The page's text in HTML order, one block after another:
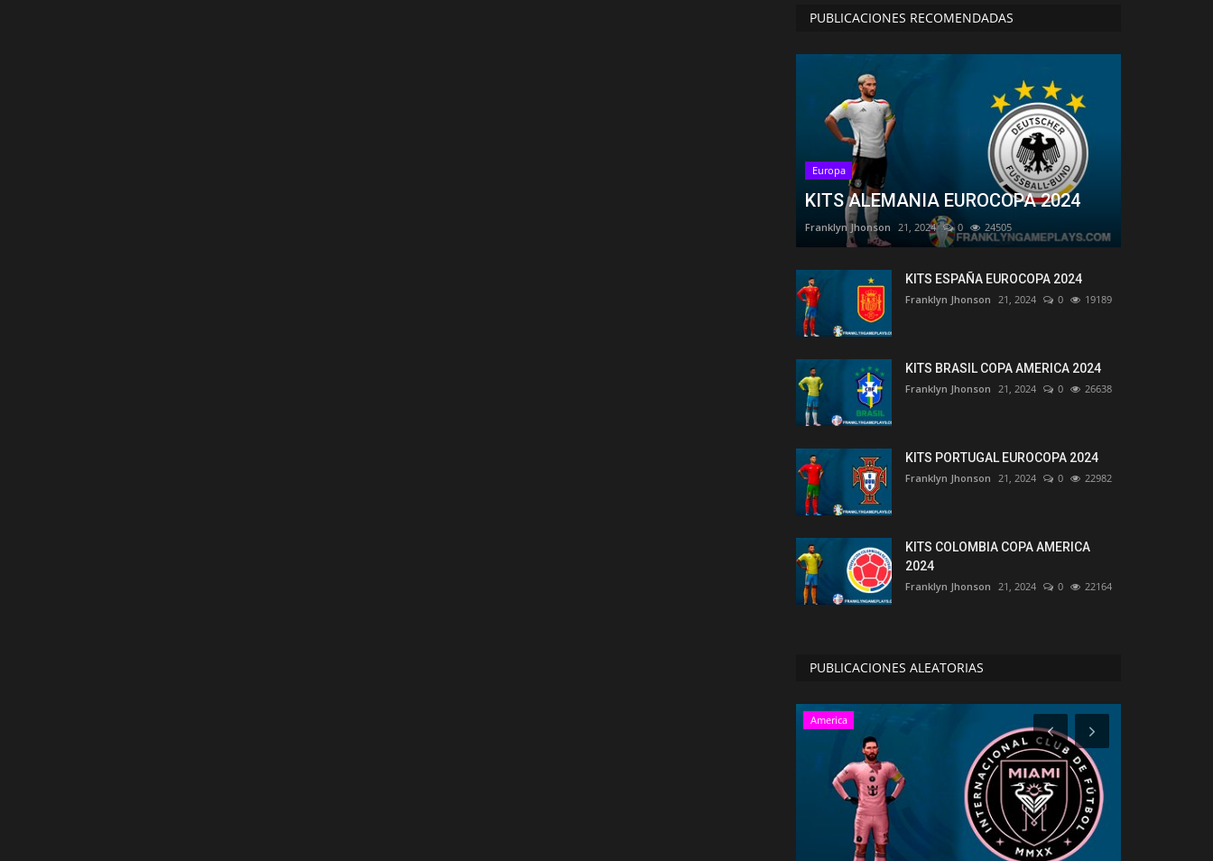
PUBLICACIONES RECOMENDADAS
Europa
KITS ALEMANIA EUROCOPA 2024
Franklyn Jhonson 21, 2024 0 24505
KITS ESPAÑA EUROCOPA 2024
Franklyn Jhonson 21, 2024 0 19189
KITS BRASIL COPA AMERICA 2024
Franklyn Jhonson 21, 2024 0 26638
KITS PORTUGAL EUROCOPA 2024
Franklyn Jhonson 21, 2024 0 22982
KITS COLOMBIA COPA AMERICA
2024
Franklyn Jhonson 21, 2024 0 22164
PUBLICACIONES ALEATORIAS
America